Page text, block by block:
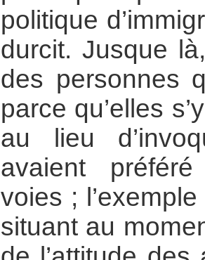
politique
durcit. Jusque
des personnes
parce qu’elles
au lieu
avaient préféré
voies ;
situant au